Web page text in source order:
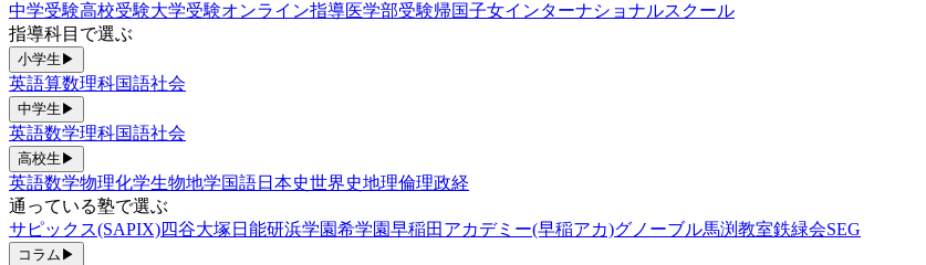
中学受験高校受験大学受験オンライン指導医学部受験帰国子女インターナショナルスクール
指導科目で選ぶ
小学生 ▶
英語算数理科国語社会
中学生 ▶
英語数学理科国語社会
高校生 ▶
英語数学物理化学生物地学国語日本史世界史地理倫理政経
通っている塾で選ぶ
サピックス(SAPIX)四谷大塚 日能研浜学園希学園早稲田アカデミー(早稲アカ)グノーブル馬渕教室鉄緑会SEG
コラム ▶